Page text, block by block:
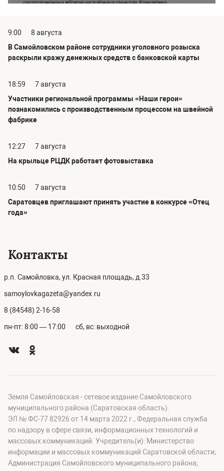
9:00
8 августа
В Самойловском районе сотрудники уголовного розыска
раскрыли кражу денежных средств с банковской карты
18:59
7 августа
Участники региональной программы «Наши герои»
познакомились с производственным процессом на швейной
фабрике
12:27
7 августа
На крыльце РЦДК работает фотовыставка
10:50
7 августа
Саратовцев приглашают принять участие в конкурсе «Отец
года»
Контакты
р.п. Самойловка, ул. Красная площадь, д.33
samoylovkagazeta@yandex.ru
8 (84548) 2-16-58
пн-пт: 8:00 — 17:00 сб, вс: выходной
Земля Самойловская - сетевое издание Самойловского
муниципального района (Саратовская область).
ЭЛ № ФС-77 82926 от 14 марта 2022 г., Федеральная служба
по надзору в сфере связи, информационных технологий и
массовых коммуникаций. Учредитель(и): Министерство
информации и массовых коммуникаций Саратовской области;
Администрация Самойловского муниципального района;